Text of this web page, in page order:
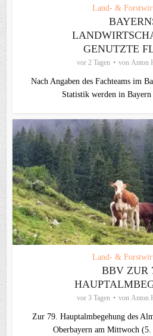
Land- &
GENUTZTE
vor 2 Tagen von Anton
Nach Angaben des Fachteams im
Statistik werden in
Land- &
BBV ZUR
vor 3 Tagen von Anton
Zur 79. Hauptalmbegehung des
Oberbayern am Mittwoch